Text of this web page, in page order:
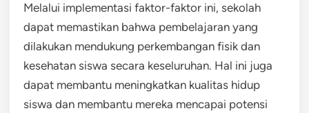
Melalui implementasi faktor-faktor ini, sekolah
dapat memastikan bahwa pembelajaran yang
dilakukan mendukung perkembangan fisik dan
kesehatan siswa secara keseluruhan. Hal ini juga
dapat membantu meningkatkan kualitas hidup
siswa dan membantu mereka mencapai potensi